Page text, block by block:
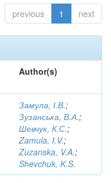
previous 1 next
Author(s)
Замула, І.В.;
Зузанська, В.А.;
Шевчук, К.С.;
Zamula, I.V.;
Zuzanska, V.A.;
Shevchuk, K.S.